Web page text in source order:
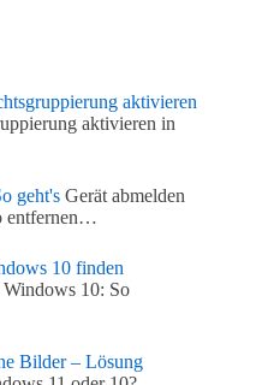
aktivieren
aktivieren in
geht's Gerät abmelden
entfernen…
10 finden
10: So
Bilder – Lösung